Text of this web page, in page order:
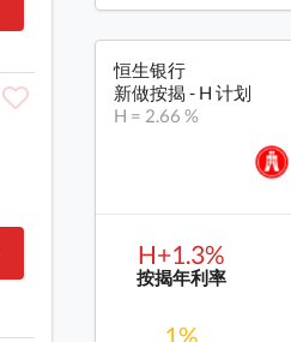
恒生银行
新做按揭 - H 计划
H = 2.66 %
H+1.3%
按揭年利率
1%